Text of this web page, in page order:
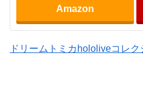
Amazon
ドリームトミカhololiveコレ